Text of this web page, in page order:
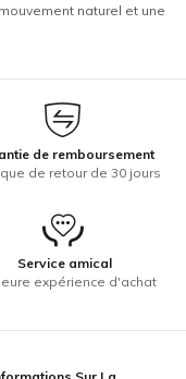
naturel et une
de remboursement
de retour de 30 jours
Service amical
expérience d'achat